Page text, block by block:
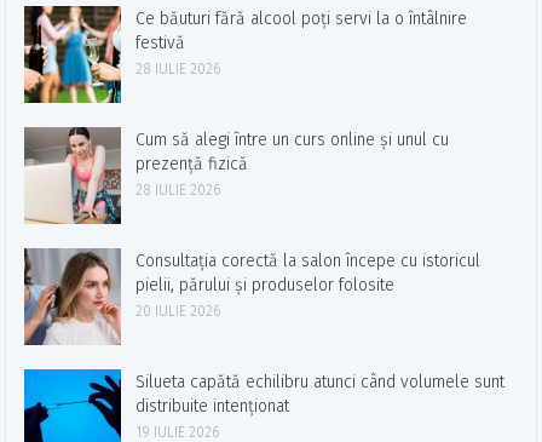
Ce băuturi fără alcool poți servi la o întâlnire
festivă
28 IULIE 2026
Cum să alegi între un curs online și unul cu
prezență fizică
28 IULIE 2026
Consultația corectă la salon începe cu istoricul
pielii, părului și produselor folosite
20 IULIE 2026
Silueta capătă echilibru atunci când volumele sunt
distribuite intenționat
19 IULIE 2026